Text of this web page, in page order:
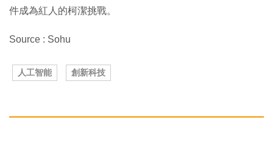
件成為紅人的柯潔挑戰。
Source : Sohu
人工智能 創新科技